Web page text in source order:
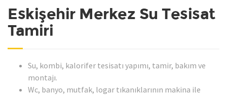
Eskişehir Merkez Su Tesisat
Tamiri
Su, kombi, kalorifer tesisatı yapımı, tamir, bakım ve
montajı.
Wc, banyo, mutfak, logar tıkanıklarının makina ile